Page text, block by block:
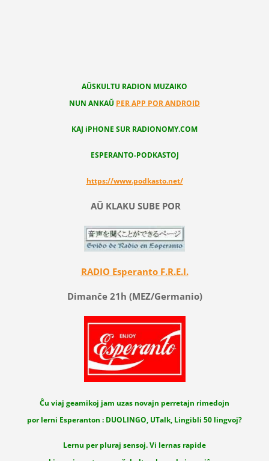
AŬSKULTU RADION MUZAIKO
NUN ANKAŬ PER APP POR ANDROID
KAJ iPHONE SUR RADIONOMY.COM
ESPERANTO-PODKASTOJ
https://www.podkasto.net/
AŬ KLAKU SUBE POR
RADIO Esperanto F.R.E.I.
Dimanĉe 21h (MEZ/Germanio)
Ĉu viaj geamikoj jam uzas novajn perretajn rimedojn
por lerni Esperanton : DUOLINGO, UTalk, Lingibli 50 lingvoj?
Lernu per pluraj sensoj. Vi lernas rapide